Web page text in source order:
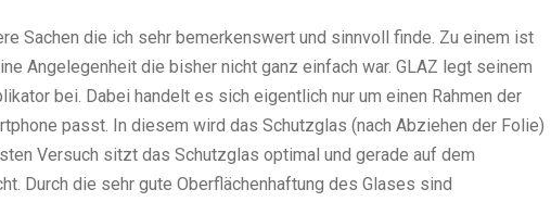
Sachen die ich sehr bemerkenswert und sinnvoll finde. Zu einem ist
Angelegenheit die bisher nicht ganz einfach war. GLAZ legt seinem
bei. Dabei handelt es sich eigentlich nur um einen Rahmen der
passt. In diesem wird das Schutzglas (nach Abziehen der Folie)
Versuch sitzt das Schutzglas optimal und gerade auf dem
Durch die sehr gute Oberflächenhaftung des Glases sind